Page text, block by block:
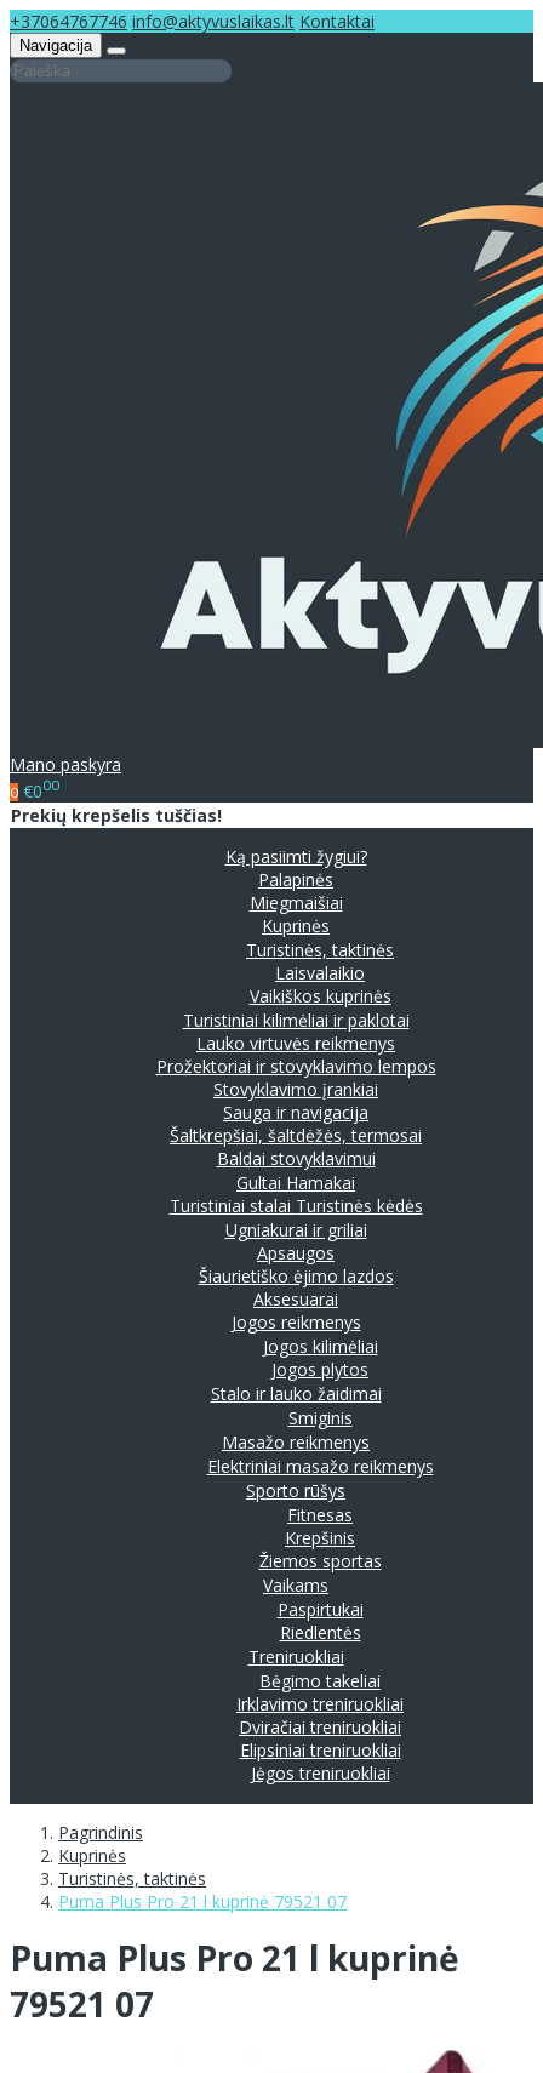
+37064767746 info@aktyvuslaikas.lt Kontaktai
Navigacija
Mano paskyra
0 €000
Prekių krepšelis tuščias!
Ką pasiimti žygiui?
Palapinės
Miegmaišiai
Kuprinės
Turistinės, taktinės
Laisvalaikio
Vaikiškos kuprinės
Turistiniai kilimėliai ir paklotai
Lauko virtuvės reikmenys
Prožektoriai ir stovyklavimo lempos
Stovyklavimo įrankiai
Sauga ir navigacija
Šaltkrepšiai, šaltdėžės, termosai
Baldai stovyklavimui
Gultai Hamakai
Turistiniai stalai Turistinės kėdės
Ugniakurai ir griliai
Apsaugos
Šiaurietiško ėjimo lazdos
Aksesuarai
Jogos reikmenys
Jogos kilimėliai
Jogos plytos
Stalo ir lauko žaidimai
Smiginis
Masažo reikmenys
Elektriniai masažo reikmenys
Sporto rūšys
Fitnesas
Krepšinis
Žiemos sportas
Vaikams
Paspirtukai
Riedlentės
Treniruokliai
Bėgimo takeliai
Irklavimo treniruokliai
Dviračiai treniruokliai
Elipsiniai treniruokliai
Jėgos treniruokliai
Pagrindinis
Kuprinės
Turistinės, taktinės
Puma Plus Pro 21 l kuprinė 79521 07
Puma Plus Pro 21 l kuprinė
79521 07